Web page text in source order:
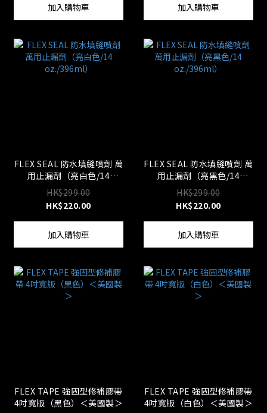
加入購物車 加入購物車
FLEX SEAL 防水填縫噴劑 萬
用止漏劑（亮白色/14
oz./396ml）
HK$299.00
HK$220.00
加入購物車
FLEX SEAL 防水填縫噴劑 萬
用止漏劑（亮黑色/14
oz./396ml）
HK$299.00
HK$220.00
加入購物車
FLEX TAPE 強固型修補膠帶
4吋寬版（黑色）＜美國製＞
FLEX TAPE 強固型修補膠帶
4吋寬版（白色）＜美國製＞